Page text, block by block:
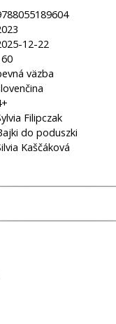
12-22
väzba
Filipczak
do poduszki
Kaščáková